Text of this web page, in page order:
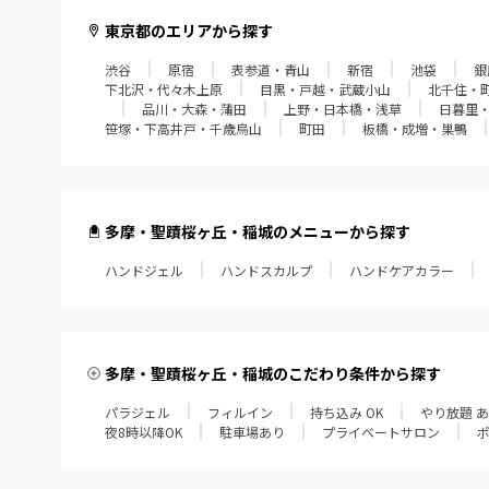
東京都のエリアから探す
渋谷 原宿 表参道・青山 新宿 池袋
下北沢・代々木上原
目黒・戸越・武蔵小山 北千住・
品川・大森・蒲田
上野・日本橋・浅草 日暮里
笹塚・下高井戸・千歳烏山
町田 板橋・成増・巣鴨
多摩・聖蹟桜ヶ丘・稲城のメニューから探す
ハンドジェル ハンドスカルプ ハンドケアカラー
多摩・聖蹟桜ヶ丘・稲城のこだわり条件から探す
パラジェル フィルイン 持ち込み OK やり放題
夜8時以降OK
駐車場あり プライベートサロン